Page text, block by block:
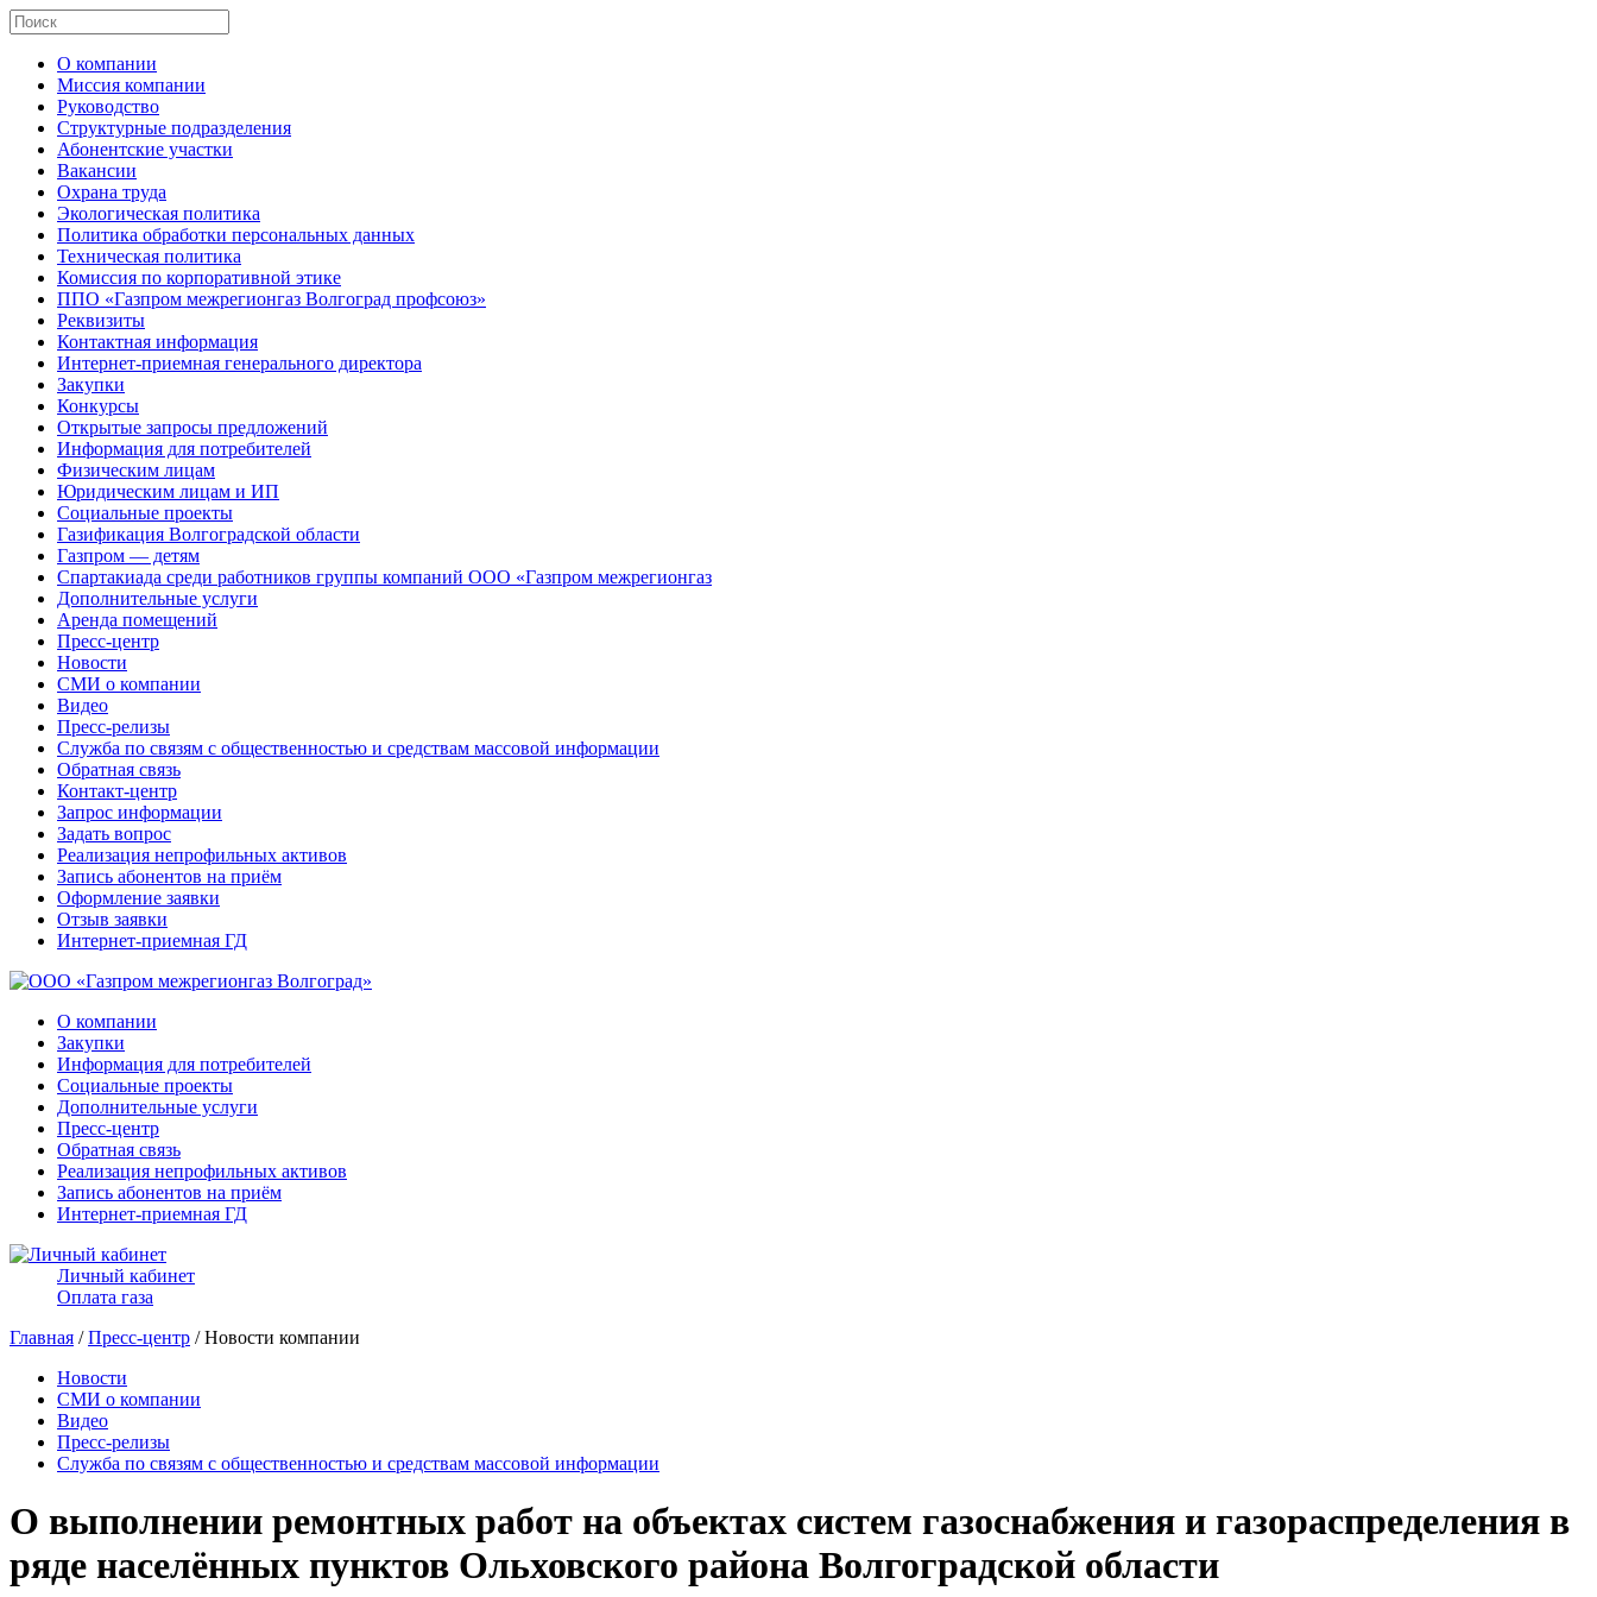
О компании
Миссия компании
Руководство
Структурные подразделения
Абонентские участки
Вакансии
Охрана труда
Экологическая политика
Политика обработки персональных данных
Техническая политика
Комиссия по корпоративной этике
ППО «Газпром межрегионгаз Волгоград профсоюз»
Реквизиты
Контактная информация
Интернет-приемная генерального директора
Закупки
Конкурсы
Открытые запросы предложений
Информация для потребителей
Физическим лицам
Юридическим лицам и ИП
Социальные проекты
Газификация Волгоградской области
Газпром — детям
Спартакиада среди работников группы компаний ООО «Газпром межрегионгаз
Дополнительные услуги
Аренда помещений
Пресс-центр
Новости
СМИ о компании
Видео
Пресс-релизы
Служба по связям с общественностью и средствам массовой информации
Обратная связь
Контакт-центр
Запрос информации
Задать вопрос
Реализация непрофильных активов
Запись абонентов на приём
Оформление заявки
Отзыв заявки
Интернет-приемная ГД
О компании
Закупки
Информация для потребителей
Социальные проекты
Дополнительные услуги
Пресс-центр
Обратная связь
Реализация непрофильных активов
Запись абонентов на приём
Интернет-приемная ГД
Личный кабинет
Оплата газа
Главная /Пресс-центр / Новости компании
Новости
СМИ о компании
Видео
Пресс-релизы
Служба по связям с общественностью и средствам массовой информации
О выполнении ремонтных работ на объектах систем газоснабжения и газораспределения в
ряде населённых пунктов Ольховского района Волгоградской области